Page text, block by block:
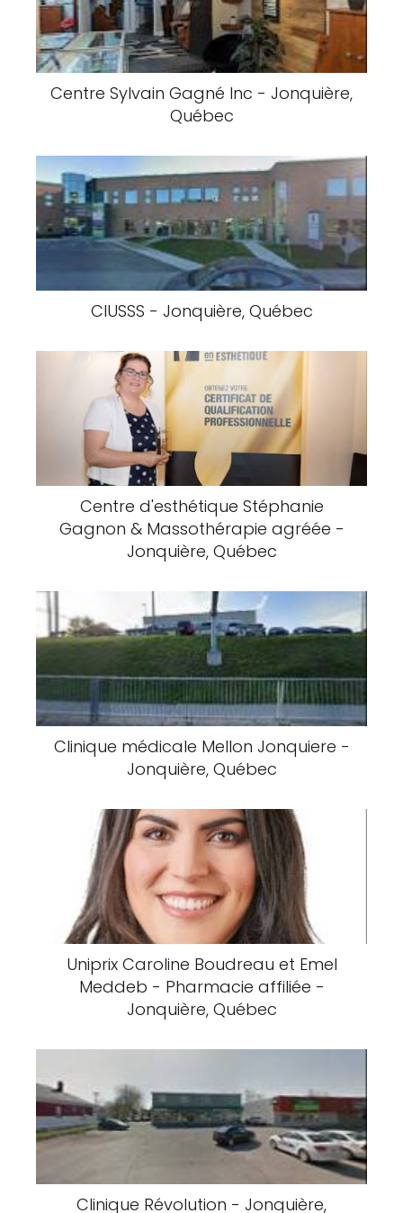
Centre Sylvain Gagné Inc - Jonquière,
Québec
CIUSSS - Jonquière, Québec
Centre d'esthétique Stéphanie
Gagnon & Massothérapie agréée -
Jonquière, Québec
Clinique médicale Mellon Jonquiere -
Jonquière, Québec
Uniprix Caroline Boudreau et Emel
Meddeb - Pharmacie affiliée -
Jonquière, Québec
Clinique Révolution - Jonquière,